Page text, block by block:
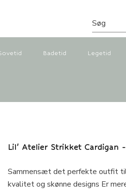
Badetid Legetid
Lil' Atelier Strikket Cardigan
Sammensæt det perfekte outfit
kvalitet og skønne designs Er